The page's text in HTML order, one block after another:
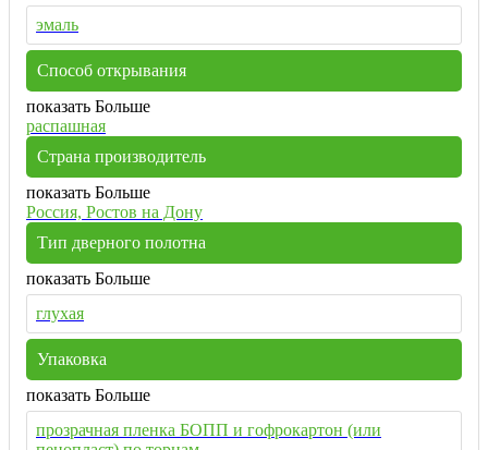
эмаль
Способ открывания
показать Больше
распашная
Страна производитель
показать Больше
Россия, Ростов на Дону
Тип дверного полотна
показать Больше
глухая
Упаковка
показать Больше
прозрачная пленка БОПП и гофрокартон (или